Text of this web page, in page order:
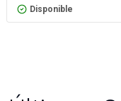
Disponible